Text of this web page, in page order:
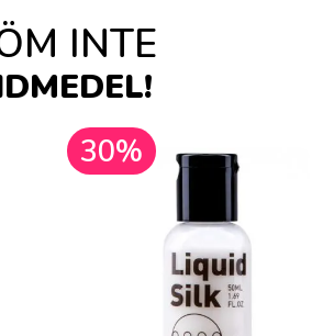
INTE
30%